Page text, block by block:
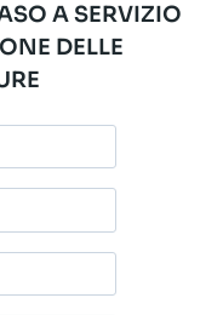
A SERVIZIO
DELLE